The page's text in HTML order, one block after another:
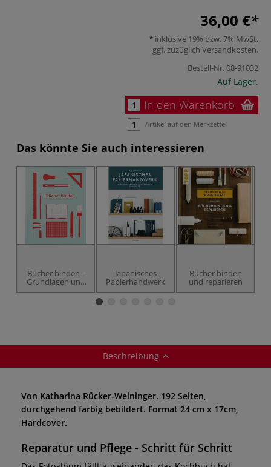
36,00 €
inklusive 19% bzw. 7% MwSt,
ggf. zuzüglich Versandkosten.
Bestell-Nr.08-91032
Auf Lager.
In den Warenkorb
Artikel auf den Merkzettel
Das könnte Sie auch interessieren
Bücher binden -
Grundlagen und
Techniken Schritt
Japanisches
Papierhandwerk
Bücher binden
und reparieren
Beschreibung
Von Katharina Rücker-Weininger. 192 Seiten,
durchgehend farbig bebildert. Format 24 cm x 17cm,
Hardcover.
Reparatur und Pflege - Schritt für Schritt